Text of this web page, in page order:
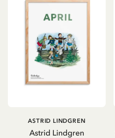
Astrid Lindgren
ASTRID LINDGREN